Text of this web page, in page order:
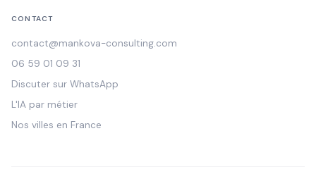
CONTACT
contact@mankova-consulting.com
06 59 01 09 31
Discuter sur WhatsApp
L'IA par métier
Nos villes en France